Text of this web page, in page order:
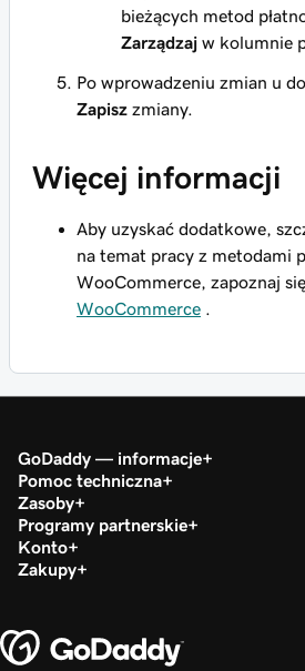
bieżących metod
Zarządzaj w kolumnie
Po wprowadzeniu zmian u
Zapisz zmiany.
Więcej informacji
Aby uzyskać dodatkowe,
na temat pracy z metodami
WooCommerce, zapoznaj
WooCommerce
GoDaddy — informacje
Pomoc techniczna
Zasoby
Programy partnerskie
Konto
Zakupy